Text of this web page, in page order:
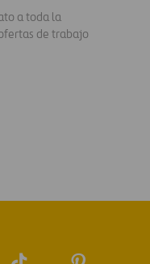
a toda la
de trabajo